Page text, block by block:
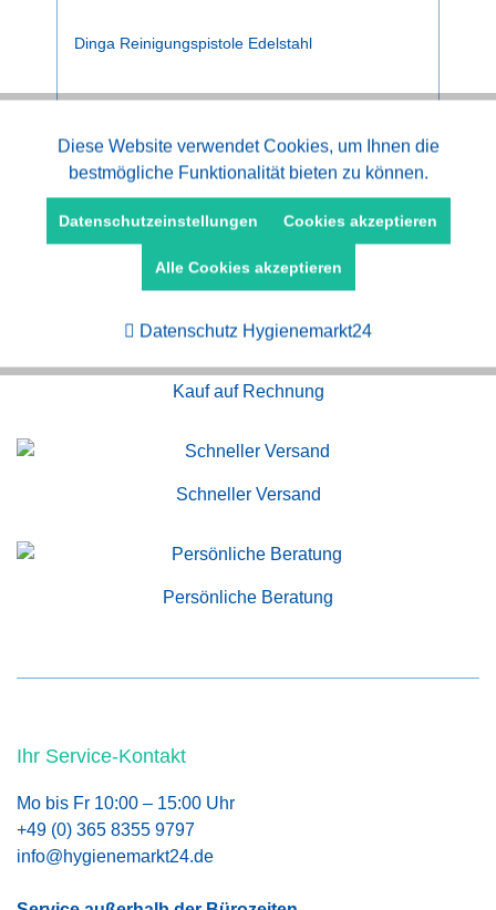
Dinga Reinigungspistole Edelstahl
Kauf auf Rechnung
Schneller Versand
Persönliche Beratung
Ihr Service-Kontakt
Mo bis Fr 10:00 – 15:00 Uhr
+49 (0) 365 8355 9797
info@hygienemarkt24.de
Funktionale Aktiv
Marketing Aktiv
Aktiv
Diese Website verwendet Cookies, um Ihnen die
bestmögliche Funktionalität bieten zu können.
Datenschutzeinstellungen Cookies akzeptieren
Alle Cookies akzeptieren
Datenschutz Hygienemarkt24